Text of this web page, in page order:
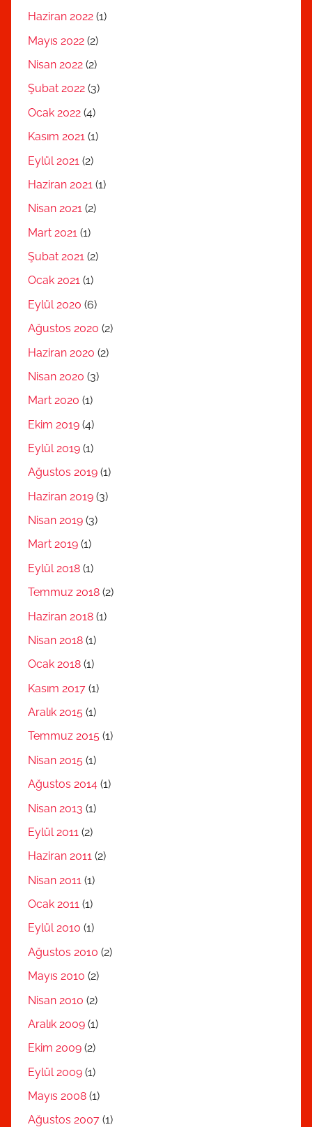
Haziran 2022 (1)
Mayıs 2022 (2)
Nisan 2022 (2)
Şubat 2022 (3)
Ocak 2022 (4)
Kasım 2021 (1)
Eylül 2021 (2)
Haziran 2021 (1)
Nisan 2021 (2)
Mart 2021 (1)
Şubat 2021 (2)
Ocak 2021 (1)
Eylül 2020 (6)
Ağustos 2020 (2)
Haziran 2020 (2)
Nisan 2020 (3)
Mart 2020 (1)
Ekim 2019 (4)
Eylül 2019 (1)
Ağustos 2019 (1)
Haziran 2019 (3)
Nisan 2019 (3)
Mart 2019 (1)
Eylül 2018 (1)
Temmuz 2018 (2)
Haziran 2018 (1)
Nisan 2018 (1)
Ocak 2018 (1)
Kasım 2017 (1)
Aralık 2015 (1)
Temmuz 2015 (1)
Nisan 2015 (1)
Ağustos 2014 (1)
Nisan 2013 (1)
Eylül 2011 (2)
Haziran 2011 (2)
Nisan 2011 (1)
Ocak 2011 (1)
Eylül 2010 (1)
Ağustos 2010 (2)
Mayıs 2010 (2)
Nisan 2010 (2)
Aralık 2009 (1)
Ekim 2009 (2)
Eylül 2009 (1)
Mayıs 2008 (1)
Ağustos 2007 (1)